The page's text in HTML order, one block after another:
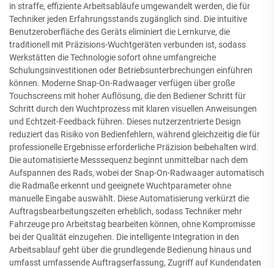
in straffe, effiziente Arbeitsabläufe umgewandelt werden, die für
Techniker jeden Erfahrungsstands zugänglich sind. Die intuitive
Benutzeroberfläche des Geräts eliminiert die Lernkurve, die
traditionell mit Präzisions-Wuchtgeräten verbunden ist, sodass
Werkstätten die Technologie sofort ohne umfangreiche
Schulungsinvestitionen oder Betriebsunterbrechungen einführen
können. Moderne Snap-On-Radwaager verfügen über große
Touchscreens mit hoher Auflösung, die den Bediener Schritt für
Schritt durch den Wuchtprozess mit klaren visuellen Anweisungen
und Echtzeit-Feedback führen. Dieses nutzerzentrierte Design
reduziert das Risiko von Bedienfehlern, während gleichzeitig die für
professionelle Ergebnisse erforderliche Präzision beibehalten wird.
Die automatisierte Messsequenz beginnt unmittelbar nach dem
Aufspannen des Rads, wobei der Snap-On-Radwaager automatisch
die Radmaße erkennt und geeignete Wuchtparameter ohne
manuelle Eingabe auswählt. Diese Automatisierung verkürzt die
Auftragsbearbeitungszeiten erheblich, sodass Techniker mehr
Fahrzeuge pro Arbeitstag bearbeiten können, ohne Kompromisse
bei der Qualität einzugehen. Die intelligente Integration in den
Arbeitsablauf geht über die grundlegende Bedienung hinaus und
umfasst umfassende Auftragserfassung, Zugriff auf Kundendaten